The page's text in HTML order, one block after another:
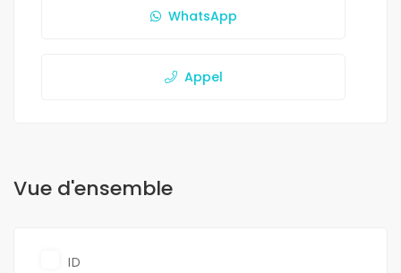
WhatsApp
Appel
Vue d'ensemble
ID